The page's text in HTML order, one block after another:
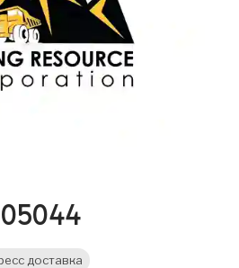
доставка